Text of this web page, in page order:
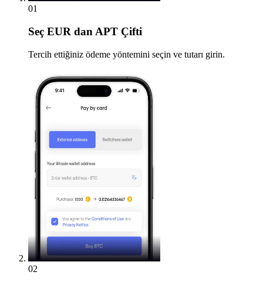
01
Seç EUR dan APT Çifti
Tercih ettiğiniz ödeme yöntemini seçin ve tutarı girin.
02